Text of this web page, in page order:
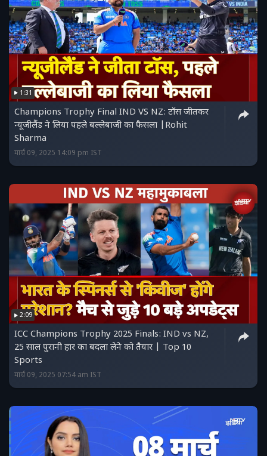
1:31
Champions Trophy Final IND VS NZ: टॉस जीतकर
न्यूजीलैंड ने लिया पहले बल्लेबाजी का फैसला |Rohit
Sharma
मार्च 09, 2025 14:09 pm IST
2:09
ICC Champions Trophy 2025 Finals: IND vs NZ,
25 साल पुरानी हार का बदला लेने को तैयार | Top 10
Sports
मार्च 09, 2025 07:54 am IST